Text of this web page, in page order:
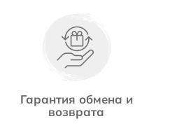
Гарантия обмена и
возврата